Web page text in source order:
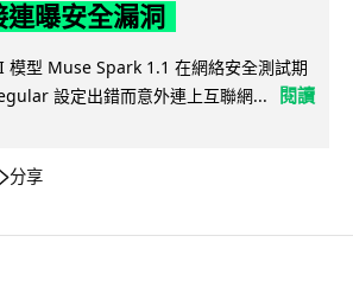
曝安全漏洞
模型 Muse Spark 1.1 在網絡安全測試期
設定出錯而意外連上互聯網...
閱讀
分享